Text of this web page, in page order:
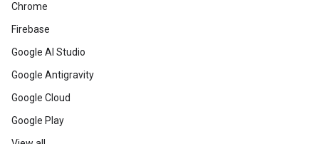
Chrome
Firebase
Google AI Studio
Google Antigravity
Google Cloud
Google Play